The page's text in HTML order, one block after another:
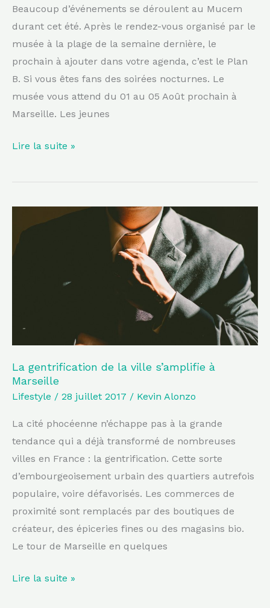
Beaucoup d’événements se déroulent au Mucem
durant cet été. Après le rendez-vous organisé par le
musée à la plage de la semaine dernière, le
prochain à ajouter dans votre agenda, c’est le Plan
B. Si vous êtes fans des soirées nocturnes. Le
musée vous attend du 01 au 05 Août prochain à
Marseille. Les jeunes
B
Lire la suite »
La gentrification de la ville s’amplifie à
Marseille
Lifestyle / 28 juillet 2017 / Kevin Alonzo
La cité phocéenne n’échappe pas à la grande
tendance qui a déjà transformé de nombreuses
villes en France : la gentrification. Cette sorte
d’embourgeoisement urbain des quartiers autrefois
populaire, voire défavorisés. Les commerces de
proximité sont remplacés par des boutiques de
créateur, des épiceries fines ou des magasins bio.
Le tour de Marseille en quelques
gentrification
Lire la suite »